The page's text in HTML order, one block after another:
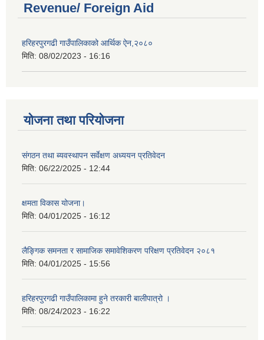
Revenue/ Foreign Aid
हरिहरपुरगढी गाउँपालिकाको आर्थिक ऐन,२०८०
मिति: 08/02/2023 - 16:16
योजना तथा परियोजना
संगठन तथा ब्यवस्थापन सर्वेक्षण अध्ययन प्रतिवेदन
मिति: 06/22/2025 - 12:44
क्षमता विकास योजना।
मिति: 04/01/2025 - 16:12
लैङ्गिक समनता र सामाजिक समावेशिकरण परिक्षण प्रतिवेदन २०८१
मिति: 04/01/2025 - 15:56
हरिहरपुरगढी गाउँपालिकामा हुने तरकारी बालीपात्रो ।
मिति: 08/24/2023 - 16:22